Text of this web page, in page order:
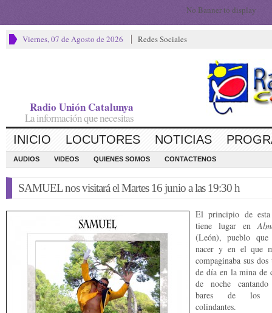
No Banner to display
Viernes, 07 de Agosto de 2026 Redes Sociales
Radio Unión Catalunya
La información que necesitas
INICIO LOCUTORES NOTICIAS
AUDIOS VIDEOS QUIENES SOMOS CONTACTENOS
SAMUEL nos visitará el Martes 16 junio a las 19:30 h
El principio de
tiene lugar en
(León), pueblo
nacer y en el que
compaginaba sus dos
de día en la mina de
de noche
bares de los
colindantes.